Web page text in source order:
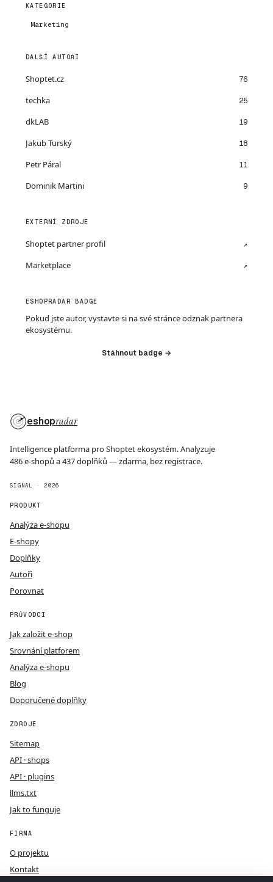
KATEGORIE
Marketing
DALŠÍ AUTOŘI
Shoptet.cz 76
techka 25
dkLAB 19
Jakub Turský 18
Petr Páral 11
Dominik Martini 9
EXTERNÍ ZDROJE
Shoptet partner profil ↗
Marketplace ↗
ESHOPRADAR BADGE
Pokud jste autor, vystavte si na své stránce odznak partnera
ekosystému.
Stáhnout badge →
eshopradar
Intelligence platforma pro Shoptet ekosystém. Analyzuje
486 e-shopů a 437 doplňků — zdarma, bez registrace.
SIGNAL · 2026
PRODUKT
Analýza e-shopu
E-shopy
Doplňky
Autoři
Porovnat
PRŮVODCI
Jak založit e-shop
Srovnání platforem
Analýza e-shopu
Blog
Doporučené doplňky
ZDROJE
Sitemap
API · shops
API · plugins
llms.txt
Jak to funguje
FIRMA
O projektu
Kontakt